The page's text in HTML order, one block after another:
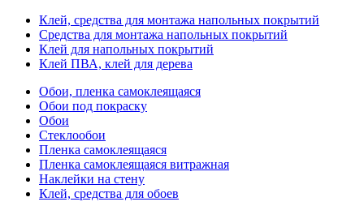
Клей, средства для монтажа напольных покрытий
Средства для монтажа напольных покрытий
Клей для напольных покрытий
Клей ПВА, клей для дерева
Обои, пленка самоклеящаяся
Обои под покраску
Обои
Стеклообои
Пленка самоклеящаяся
Пленка самоклеящаяся витражная
Наклейки на стену
Клей, средства для обоев